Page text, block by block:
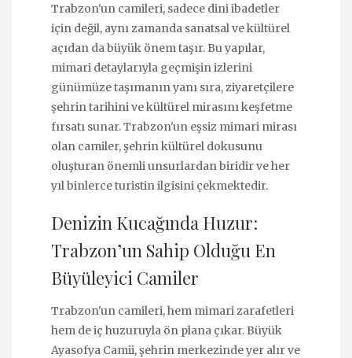
Trabzon'un camileri, sadece dini ibadetler
için değil, aynı zamanda sanatsal ve kültürel
açıdan da büyük önem taşır. Bu yapılar,
mimari detaylarıyla geçmişin izlerini
günümüze taşımanın yanı sıra, ziyaretçilere
şehrin tarihini ve kültürel mirasını keşfetme
fırsatı sunar. Trabzon'un eşsiz mimari mirası
olan camiler, şehrin kültürel dokusunu
oluşturan önemli unsurlardan biridir ve her
yıl binlerce turistin ilgisini çekmektedir.
Denizin Kucağında Huzur:
Trabzon’un Sahip Olduğu En
Büyüleyici Camiler
Trabzon'un camileri, hem mimari zarafetleri
hem de iç huzuruyla ön plana çıkar. Büyük
Ayasofya Camii, şehrin merkezinde yer alır ve